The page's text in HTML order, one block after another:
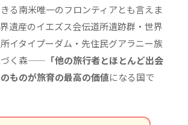
る南米唯一のフロンティアとも言えま
遺産のイエズス会伝道所遺跡群・世界
イタイプーダム・先住民グアラニー族
づく森—— 「他の旅行者とほとんど出会
ものが旅育の最高の価値になる国で